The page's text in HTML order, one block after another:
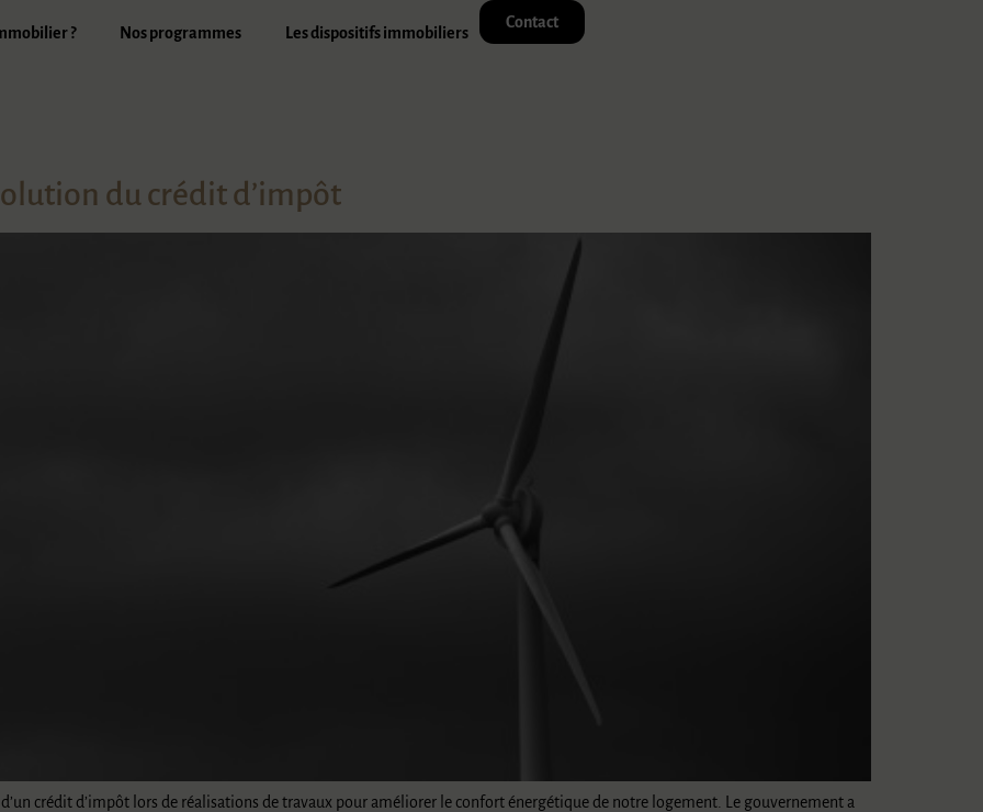
? Nos programmes Les dispositifs immobiliers
Contact
du crédit d’impôt
crédit d’impôt lors de réalisations de travaux pour améliorer le confort énergétique de notre logement. Le gouvernement a